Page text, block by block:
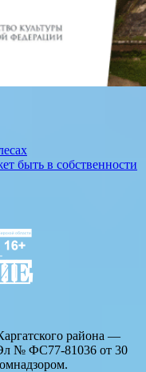
быть в собственности
района —
Эл № ФС77-81036 от 30